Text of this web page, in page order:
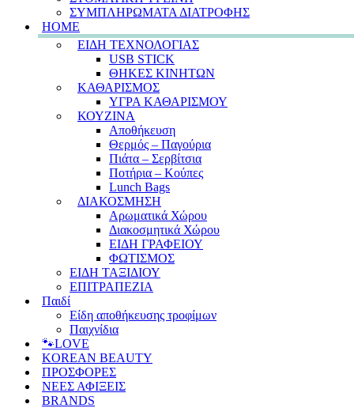
ΣΥΜΠΛΗΡΩΜΑΤΑ ΔΙΑΤΡΟΦΗΣ
HOME
ΕΙΔΗ ΤΕΧΝΟΛΟΓΙΑΣ
USB STICK
ΘΗΚΕΣ ΚΙΝΗΤΩΝ
ΚΑΘΑΡΙΣΜΟΣ
ΥΓΡΑ ΚΑΘΑΡΙΣΜΟΥ
ΚΟΥΖΙΝΑ
Αποθήκευση
Θερμός – Παγούρια
Πιάτα – Σερβίτσια
Ποτήρια – Κούπες
Lunch Bags
ΔΙΑΚΟΣΜΗΣΗ
Αρωματικά Χώρου
Διακοσμητικά Χώρου
ΕΙΔΗ ΓΡΑΦΕΙΟΥ
ΦΩΤΙΣΜΟΣ
ΕΙΔΗ ΤΑΞΙΔΙΟΥ
ΕΠΙΤΡΑΠΕΖΙΑ
Παιδί
Είδη αποθήκευσης τροφίμων
Παιχνίδια
🐾LOVE
KOREAN BEAUTY
ΠΡΟΣΦΟΡΕΣ
ΝΕΕΣ ΑΦΙΞΕΙΣ
BRANDS